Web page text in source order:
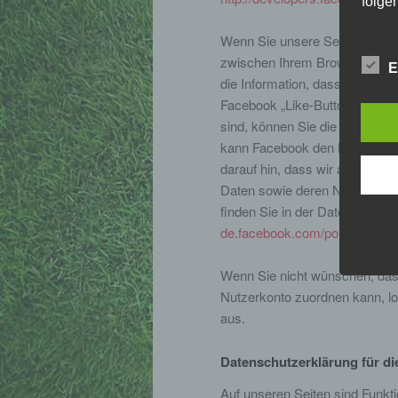
Wenn Sie unsere Seiten
zwischen Ihrem Browser und
die Information, dass Sie mit
Facebook „Like-Button“
sind, können Sie die Inhalte
kann Facebook den Besuch
darauf hin, dass wir als
Daten sowie deren Nutzung
finden Sie in der
de.facebook.com/policy.php
Wenn Sie nicht wünschen,
Nutzerkonto zuordnen kann,
aus.
Datenschutzerklärung für
Auf unseren Seiten sind